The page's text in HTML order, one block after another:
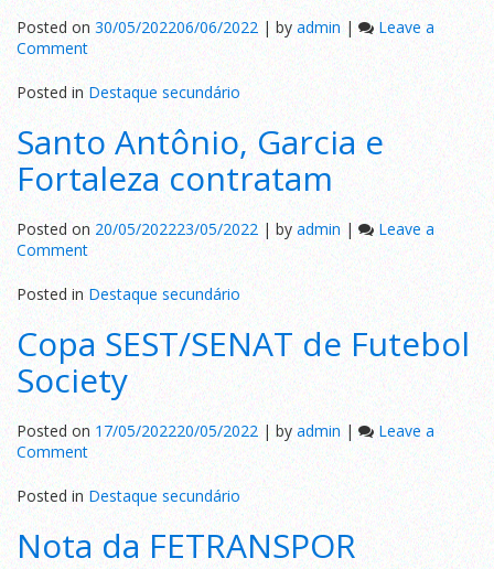
Posted on 30/05/202206/06/2022| byadmin|
Leave a
Commenton
Parceria
entre
SEST
SENAT
e
LOTS
Group
Posted inDestaque secundário
Santo Antônio, Garcia e
Fortaleza contratam
Posted on 20/05/202223/05/2022|byadmin|
Leave a
Commenton
Santo
Antônio,
Garcia
e
Fortaleza
contratam
Posted inDestaque secundário
Copa SEST/SENAT de Futebol
Society
Posted on 17/05/202220/05/2022|byadmin |
Leave a
Commenton
Copa
SEST/SENAT
de
Futebol
Society
Posted inDestaque secundário
Nota da FETRANSPOR